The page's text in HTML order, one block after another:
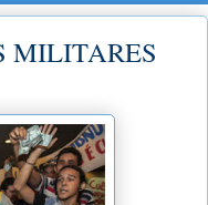
MILITARES